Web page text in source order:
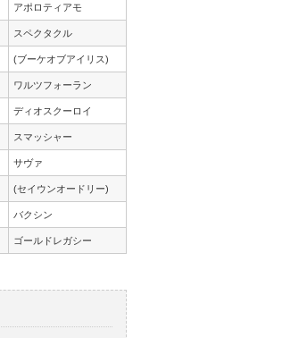
アポロティアモ
スペクタクル
(ブーケオブアイリス)
ワルツフォーラン
ディオスクーロイ
スマッシャー
サヴァ
(セイウンオードリー)
バクシン
ゴールドレガシー